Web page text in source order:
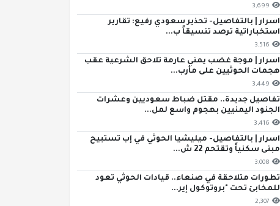
3,699
اسرار | بالتفاصيل- تحذير سعودي رفيع: تقارير
استخباراتية ترصد تنسيقاً ب...
3,516
اسرار | موجة غضب يمني عارمة تلاحق الشرعية عقب
هجمات الحوثيين على مأرب...
3,449
تفاصيل جديدة.. مقتل ضباط سعوديين وعشرات
الجنود اليمنيين بهجوم واسع لمل...
3,416
اسرار | بالتفاصيل- ميليشيا الحوثي في إب تستبيح
مبنى سكنياً وتقتحم 22 ش...
3,008
تطورات متلاحقة في صنعاء.. قيادات الحوثي تعود
للمخابئ تحت "بروتوكول إير...
2,307